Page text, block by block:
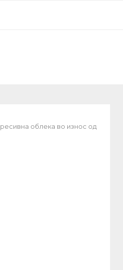
облека во износ од